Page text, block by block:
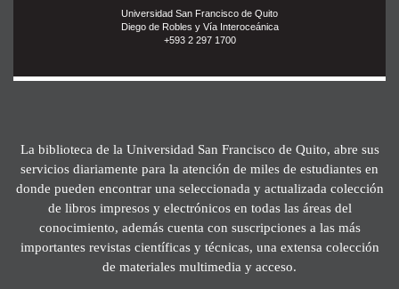
Universidad San Francisco de Quito
Diego de Robles y Vía Interoceánica
+593 2 297 1700
La biblioteca de la Universidad San Francisco de Quito, abre sus
servicios diariamente para la atención de miles de estudiantes en
donde pueden encontrar una seleccionada y actualizada colección
de libros impresos y electrónicos en todas las áreas del
conocimiento, además cuenta con suscripciones a las más
importantes revistas científicas y técnicas, una extensa colección
de materiales multimedia y acceso.